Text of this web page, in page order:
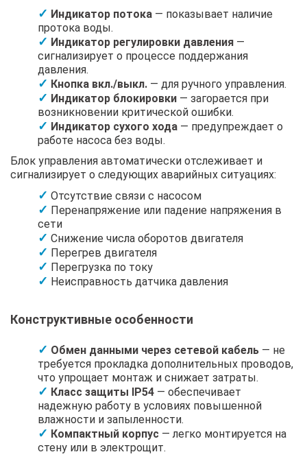
Индикатор потока — показывает наличие
протока воды.
Индикатор регулировки давления —
сигнализирует о процессе поддержания
давления.
Кнопка вкл./выкл. — для ручного управления.
Индикатор блокировки — загорается при
возникновении критической ошибки.
Индикатор сухого хода — предупреждает о
работе насоса без воды.
Блок управления автоматически отслеживает и
сигнализирует о следующих аварийных ситуациях:
Отсутствие связи с насосом
Перенапряжение или падение напряжения в
сети
Снижение числа оборотов двигателя
Перегрев двигателя
Перегрузка по току
Неисправность датчика давления
Конструктивные особенности
Обмен данными через сетевой кабель — не
требуется прокладка дополнительных проводов,
что упрощает монтаж и снижает затраты.
Класс защиты IP54 — обеспечивает
надежную работу в условиях повышенной
влажности и запыленности.
Компактный корпус — легко монтируется на
стену или в электрощит.